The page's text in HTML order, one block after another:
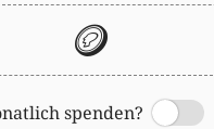
🪙
spenden?
Switch